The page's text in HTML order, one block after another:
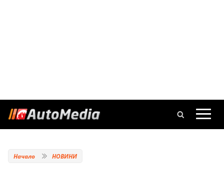
Начало НОВИНИ